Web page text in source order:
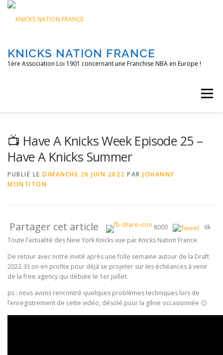
Aller
contenu
KNICKS NATION FRANCE
1ère Association Loi 1901 concernant une Franchise NBA en Europe !
Menu
📺 Have A Knicks Week Episode 25 –
Have A Knicks Summer
PUBLIÉ LE DIMANCHE 26 JUIN 2022 PAR JOHANNY
MONTITON
Partager cet article 8000
6k
Toute l’actualité des New York Knicks vue par Knicks Nation France.
De retour avec notre invité après une folle semaine autour de la Draft
2022. Et on en profite pour déjà se projeter sur les échéances à venir
de la free agency qui débute le 1er juillet.
ps : nous avons rencontré quelques problèmes techniques lors de
l’enregistrement de cette vidéo, désolé pour la gêne occasionnée 🙁